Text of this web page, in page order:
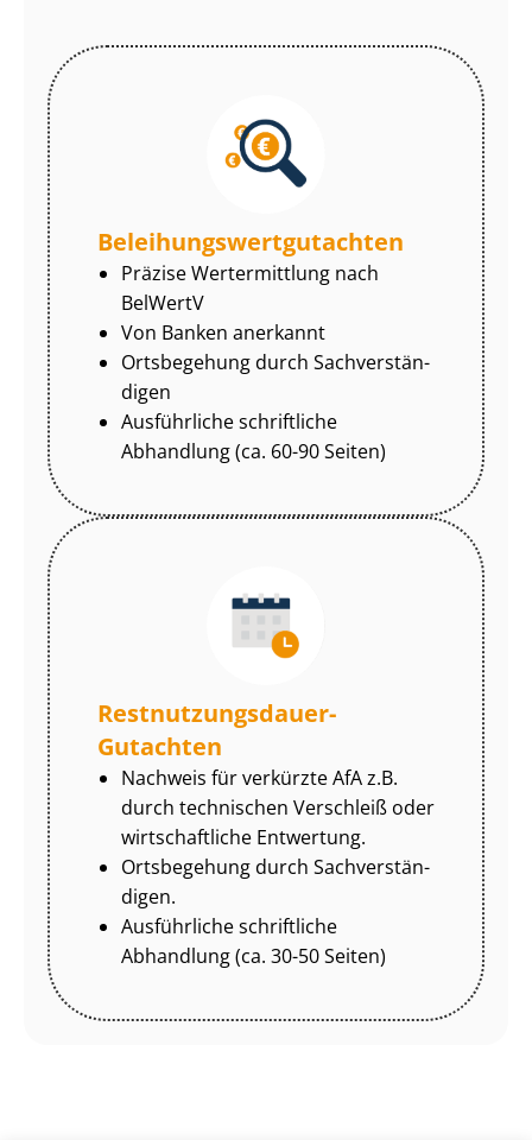
Be­lei­hungs­wert­gut­ach­ten
Präzise Wertermittlung nach
BelWertV
Von Banken anerkannt
Ortsbegehung durch Sach­ver­stän­
di­gen
Ausführliche schriftliche
Abhandlung (ca. 60-90 Seiten)
Rest­nut­zungs­dau­er-
Gutachten
Nachweis für verkürzte AfA z.B.
durch technischen Verschleiß oder
wirtschaftliche Entwertung.
Ortsbegehung durch Sach­ver­stän­
di­gen.
Ausführliche schriftliche
Abhandlung (ca. 30-50 Seiten)